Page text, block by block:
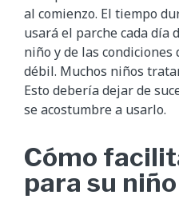
al comienzo. El tiempo
usará el parche cada día
niño y de las
débil. Muchos niños
Esto debería dejar de
se acostumbre a usarlo.
Cómo
para su niño